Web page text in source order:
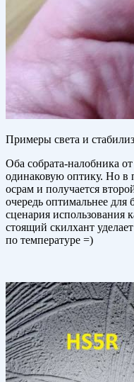
Примеры света и
Оба собрата-налобника
одинаковую оптику. Но в
осрам и получается
очередь оптимальнее для
сценария использования
стоящий скилхант
по температуре =)